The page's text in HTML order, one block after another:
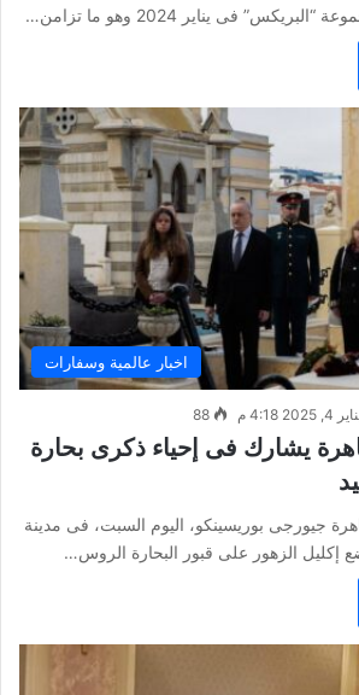
فى يناير 2024 وهو ما تزامن…
اخبار عالمية وسفارات
4:18 م 88
يشارك فى إحياء ذكرى بحارة
جيورجى بوريسينكو، اليوم السبت، فى مدينة
الزهور على قبور البحارة الروس…